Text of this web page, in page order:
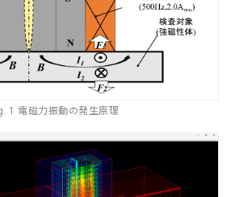
物 エネルギー
人間工学
機械・ロボット
船舶・海洋
金属
構造生物化学 機能生物化学
細胞生物学
学
1 電磁力振動の発生原理